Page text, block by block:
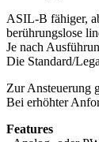
ASIL-B fähiger,
berührungslose
Je nach
Die Standard/
Zur Ansteuerung
Bei erhöhter
Features